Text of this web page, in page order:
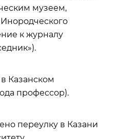
музеем,
к журналу
Казанском
профессор).
переулку в Казани